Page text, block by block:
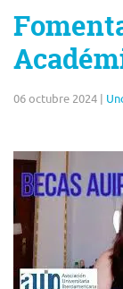
06 octubre 2024 |